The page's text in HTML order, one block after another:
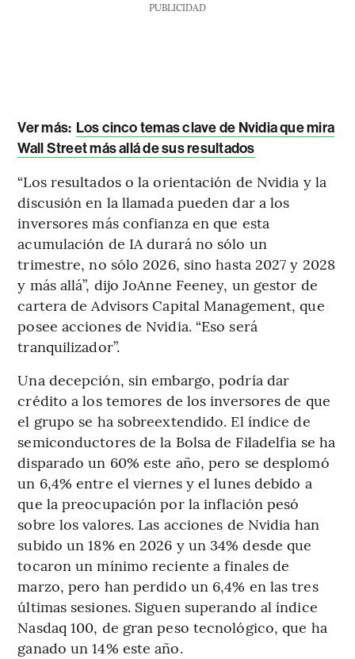
PUBLICIDAD
Ver más: Los cinco temas clave de Nvidia que mira
Wall Street más allá de sus resultados
“Los resultados o la orientación de Nvidia y la
discusión en la llamada pueden dar a los
inversores más confianza en que esta
acumulación de IA durará no sólo un
trimestre, no sólo 2026, sino hasta 2027 y 2028
y más allá”, dijo JoAnne Feeney, un gestor de
cartera de Advisors Capital Management, que
posee acciones de Nvidia. “Eso será
tranquilizador”.
Una decepción, sin embargo, podría dar
crédito a los temores de los inversores de que
el grupo se ha sobreextendido. El índice de
semiconductores de la Bolsa de Filadelfia se ha
disparado un 60% este año, pero se desplomó
un 6,4% entre el viernes y el lunes debido a
que la preocupación por la inflación pesó
sobre los valores. Las acciones de Nvidia han
subido un 18% en 2026 y un 34% desde que
tocaron un mínimo reciente a finales de
marzo, pero han perdido un 6,4% en las tres
últimas sesiones. Siguen superando al índice
Nasdaq 100, de gran peso tecnológico, que ha
ganado un 14% este año.